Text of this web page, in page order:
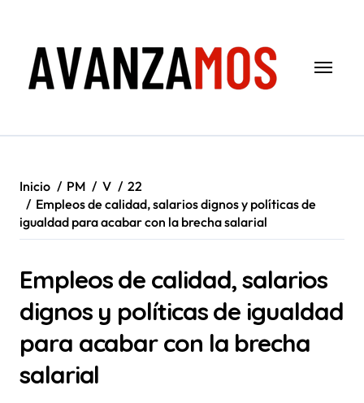
contenido
Inicio PM V
22
Empleos de calidad, salarios dignos y políticas de
igualdad para acabar con la brecha salarial
Empleos de calidad, salarios
dignos y políticas de igualdad
para acabar con la brecha
salarial